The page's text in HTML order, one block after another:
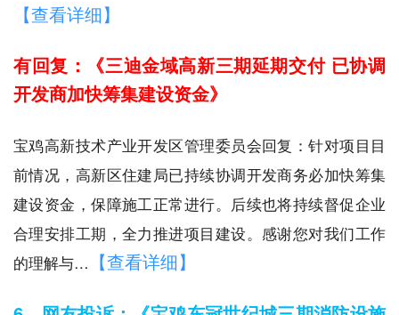
【查看详细】
有回复：《三迪金域高新三期延期交付 已协调
开发商加快筹集建设资金》
宝鸡高新技术产业开发区管理委员会回复：针对项目目
前情况，高新区住建局已持续协调开发商务必加快筹集
建设资金，保障施工正常进行。后续也将持续督促企业
合理安排工期，全力推进项目建设。感谢您对我们工作
的理解与… 【查看详细】